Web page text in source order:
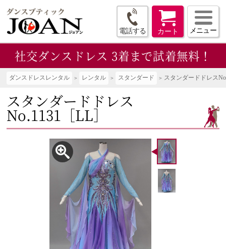
電話する カート メニュー
社交ダンスドレス 3着まで試着無料！
ダンスドレスレンタル レンタル スタンダード スタンダードドレス
スタンダードドレス
No.1131［LL］